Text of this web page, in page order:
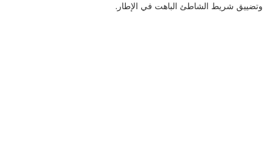
وتضييق شريط الشاطئ الباهت في الإطار.